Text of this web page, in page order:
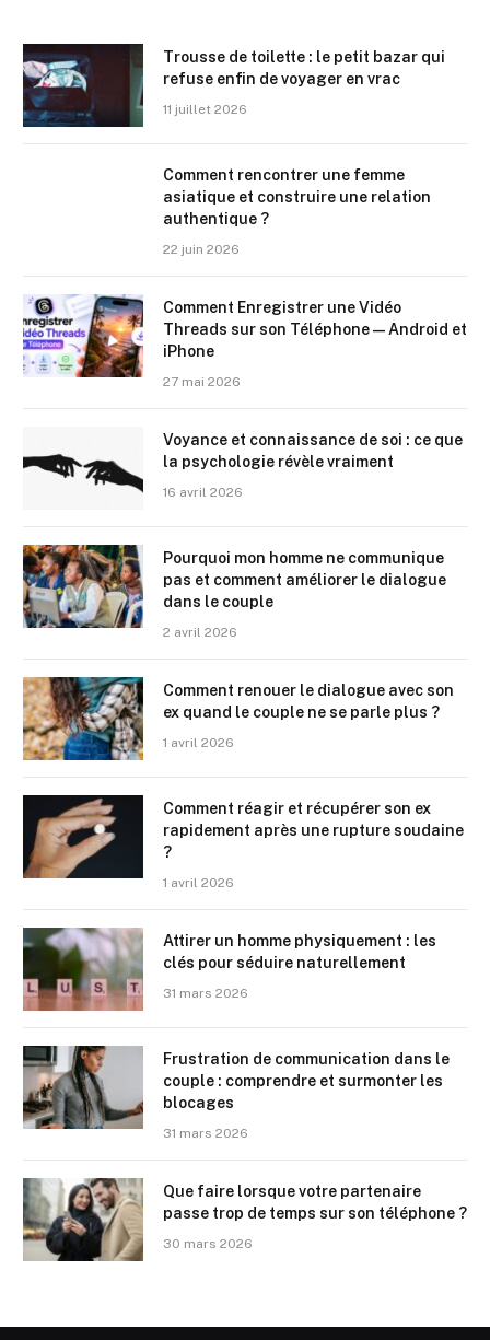
Trousse de toilette : le petit bazar qui
refuse enfin de voyager en vrac
11 juillet 2026
Comment rencontrer une femme
asiatique et construire une relation
authentique ?
22 juin 2026
Comment Enregistrer une Vidéo
Threads sur son Téléphone — Android et
iPhone
27 mai 2026
Voyance et connaissance de soi : ce que
la psychologie révèle vraiment
16 avril 2026
Pourquoi mon homme ne communique
pas et comment améliorer le dialogue
dans le couple
2 avril 2026
Comment renouer le dialogue avec son
ex quand le couple ne se parle plus ?
1 avril 2026
Comment réagir et récupérer son ex
rapidement après une rupture soudaine
?
1 avril 2026
Attirer un homme physiquement : les
clés pour séduire naturellement
31 mars 2026
Frustration de communication dans le
couple : comprendre et surmonter les
blocages
31 mars 2026
Que faire lorsque votre partenaire
passe trop de temps sur son téléphone ?
30 mars 2026